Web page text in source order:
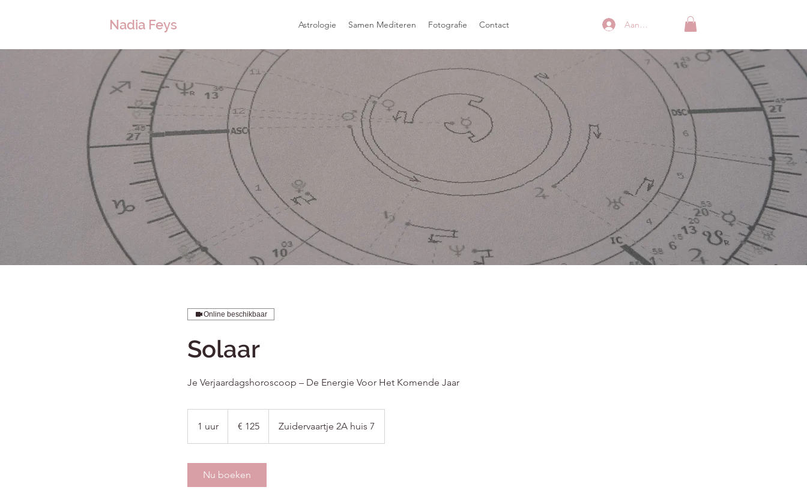
Nadia Feys Astrologie Samen Mediteren Fotografie Contact Aanmelden
Online beschikbaar
Solaar
Je Verjaardagshoroscoop – De Energie Voor Het Komende Jaar
1 uur
u
€ 125 Zuidervaartje 2A huis 7
Nu boeken